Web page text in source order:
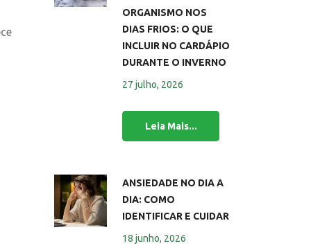
ORGANISMO NOS
DIAS FRIOS: O QUE
INCLUIR NO CARDÁPIO
DURANTE O INVERNO
27 julho, 2026
ANSIEDADE NO DIA A
DIA: COMO
IDENTIFICAR E CUIDAR
18 junho, 2026